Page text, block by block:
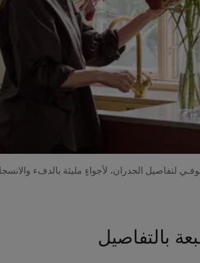
لتفاصيل الجدران، لأجواءٍ مليئة بالدفء
بالتفاصيل